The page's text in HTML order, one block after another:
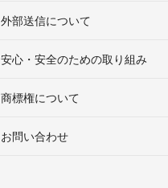
外部送信について
安心・安全のための取り組み
商標権について
お問い合わせ